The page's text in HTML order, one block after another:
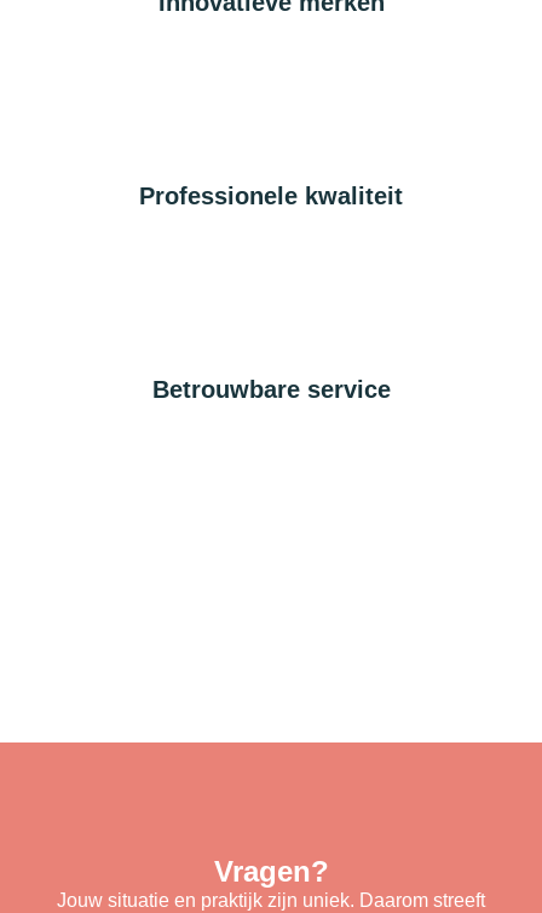
Professionele kwaliteit
Betrouwbare service
Vragen?
Jouw situatie en praktijk zijn uniek. Daarom streeft